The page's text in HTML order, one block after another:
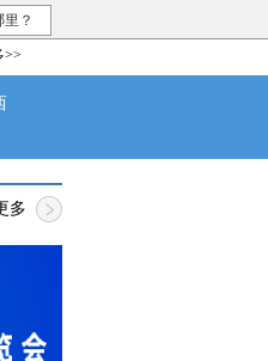
？
>>
多